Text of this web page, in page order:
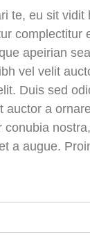
te, eu sit
apeirian
vel velit
Duis sed
auctor a
conubia
a augue.